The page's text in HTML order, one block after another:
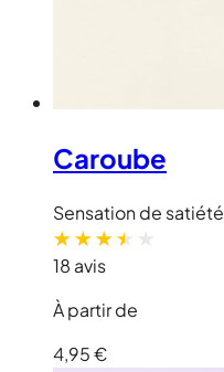
Caroube
Sensation de satiété
18 avis
À partir de
4,95 €